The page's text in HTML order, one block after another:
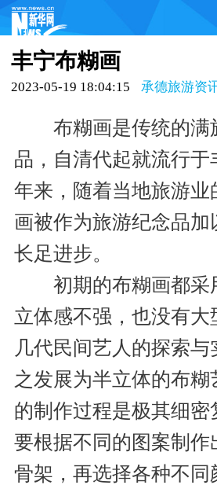
首页 承德动态
品味承德
畅享承德 文化
承德特产
丰宁布糊画
2023-05-19 18:04:15 承德旅游资
布糊画是传统的满
品，自清代起就流行于
年来，随着当地旅游业
画被作为旅游纪念品加
长足进步。
初期的布糊画都采
立体感不强，也没有大
几代民间艺人的探索与
之发展为半立体的布糊
的制作过程是极其细密
要根据不同的图案制作
骨架，再选择各种不同